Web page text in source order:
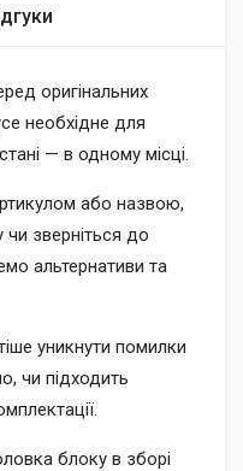
оригінальних
необхідне для
— в одному місці.
або назвою,
чи зверніться до
альтернативи та
уникнути помилки
чи підходить
блоку в зборі